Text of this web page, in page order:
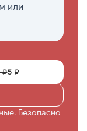
или
₽5 ₽
Безопасно